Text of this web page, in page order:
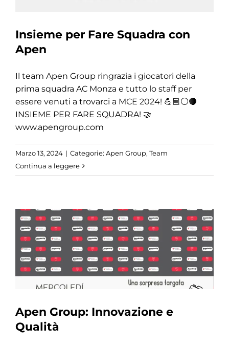
Insieme per Fare Squadra con
Apen
Il team Apen Group ringrazia i giocatori della
prima squadra AC Monza e tutto lo staff per
essere venuti a trovarci a MCE 2024! 💪🏼⚪️🔴
INSIEME PER FARE SQUADRA! 🤝
www.apengroup.com
Marzo 13, 2024 | Categorie: Apen Group, Team
Continua a leggere
Apen Group: Innovazione e
Qualità